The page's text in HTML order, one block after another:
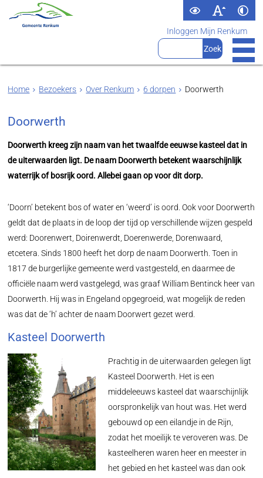
Inloggen Mijn Renkum
Home Bezoekers Over Renkum 6 dorpen Doorwerth
Doorwerth
Doorwerth kreeg zijn naam van het twaalfde eeuwse kasteel dat in
de uiterwaarden ligt. De naam Doorwerth betekent waarschijnlijk
waterrijk of bosrijk oord. Allebei gaan op voor dit dorp.
‘Doorn’ betekent bos of water en ‘weerd’ is oord. Ook voor Doorwerth
geldt dat de plaats in de loop der tijd op verschillende wijzen gespeld
werd: Doorenwert, Doirenwerdt, Doerenwerde, Dorenwaard,
etcetera. Sinds 1800 heeft het dorp de naam Doorwerth. Toen in
1817 de burgerlijke gemeente werd vastgesteld, en daarmee de
officiële naam werd vastgelegd, was graaf William Bentinck heer van
Doorwerth. Hij was in Engeland opgegroeid, wat mogelijk de reden
was dat de ‘h’ achter de naam Doorwert gezet werd.
Kasteel Doorwerth
Prachtig in de uiterwaarden gelegen ligt
Kasteel Doorwerth. Het is een
middeleeuws kasteel dat waarschijnlijk
oorspronkelijk van hout was. Het werd
gebouwd op een eilandje in de Rijn,
zodat het moeilijk te veroveren was. De
kasteelheren waren heer en meester in
het gebied en het kasteel was dan ook